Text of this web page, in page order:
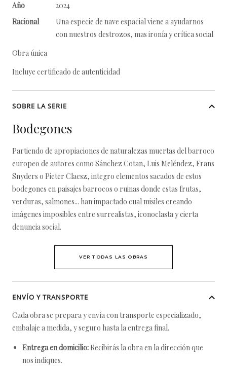
Año
2024
Racional
Una especie de nave espacial viene a ayudarnos
con nuestros destrozos, mas ironía y crítica social
Obra única
Incluye certificado de autenticidad
SOBRE LA SERIE
Bodegones
Partiendo de apropiaciones de naturalezas muertas del barroco
europeo de autores como Sánchez Cotan, Luis Meléndez, Frans
Snyders o Pieter Claesz, integro elementos sacados de estos
bodegones en paisajes barrocos o ruinas donde estas frutas,
verduras, salmones... han impactado cual misiles creando
imágenes imposibles entre surrealistas, iconoclasta y cierta
denuncia social.
VER TODAS LAS OBRAS
ENVÍO Y TRANSPORTE
Cada obra se prepara y envía con transporte especializado,
embalaje a medida, y seguro hasta la entrega final.
Entrega en domicilio: Recibirás la obra en la dirección que
nos indiques.